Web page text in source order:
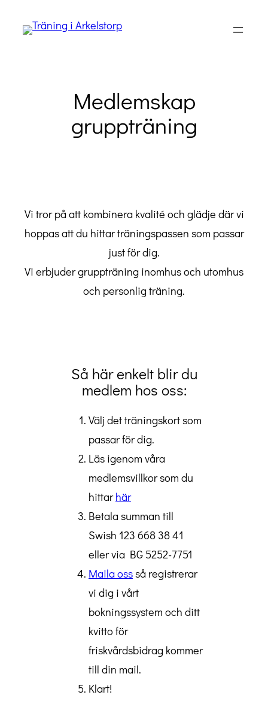
Medlemskap
gruppträning
Vi tror på att kombinera kvalité och glädje där vi
hoppas att du hittar träningspassen som passar
just för dig.
Vi erbjuder gruppträning inomhus och utomhus
och personlig träning.
Så här enkelt blir du
medlem hos oss:
Välj det träningskort som
passar för dig.
Läs igenom våra
medlemsvillkor som du
hittarhär
Betala summan till
Swish 123 668 38 41
eller via BG 5252-7751
Maila ossså registrerar
vi dig i vårt
bokningssystem och ditt
kvitto för
friskvårdsbidrag kommer
till din mail.
Klart!